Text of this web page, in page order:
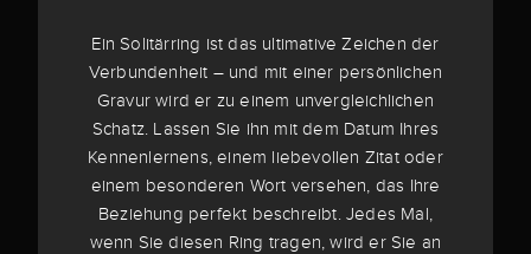
Ein Solitärring ist das ultimative Zeichen der
Verbundenheit – und mit einer persönlichen
Gravur wird er zu einem unvergleichlichen
Schatz. Lassen Sie ihn mit dem Datum Ihres
Kennenlernens, einem liebevollen Zitat oder
einem besonderen Wort versehen, das Ihre
Beziehung perfekt beschreibt. Jedes Mal,
wenn Sie diesen Ring tragen, wird er Sie an